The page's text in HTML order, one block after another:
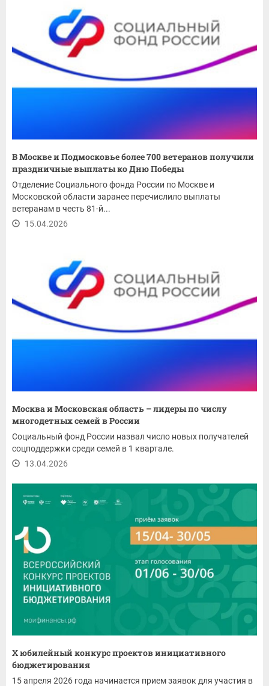
В Москве и Подмосковье более 700 ветеранов получили
праздничные выплаты ко Дню Победы
Отделение Социального фонда России по Москве и
Московской области заранее перечислило выплаты
ветеранам в честь 81-й...
15.04.2026
Москва и Московская область – лидеры по числу
многодетных семей в России
Социальный фонд России назвал число новых получателей
соцподдержки среди семей в 1 квартале.
13.04.2026
X юбилейный конкурс проектов инициативного
бюджетирования
15 апреля 2026 года начинается прием заявок для участия в